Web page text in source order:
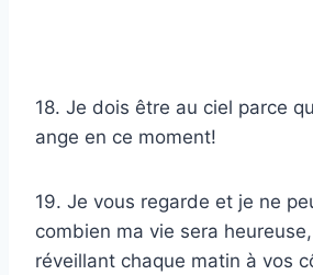
18. Je dois être au ciel parce
ange en ce moment!
19. Je vous regarde et je ne
combien ma vie sera
réveillant chaque matin à vos